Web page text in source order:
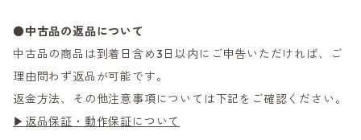
●中古品の返品について
中古品の商品は到着日含め3日以内にご申告いただければ、ご
理由問わず返品が可能です。
返金方法、その他注意事項については下記をご確認ください。
▶返品保証・動作保証について